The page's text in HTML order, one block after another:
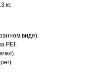
кг.
виде).
PEI.